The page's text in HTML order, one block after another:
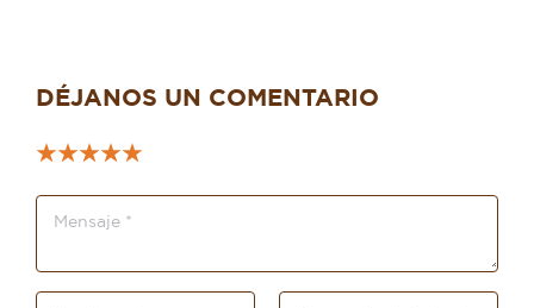
DÉJANOS UN COMENTARIO